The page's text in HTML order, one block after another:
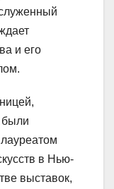
и его
в Нью-
выставок,